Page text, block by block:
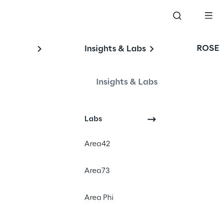
Insights & Labs
Insights & Labs
Labs
Area42
Area73
Area Phi
ROSE